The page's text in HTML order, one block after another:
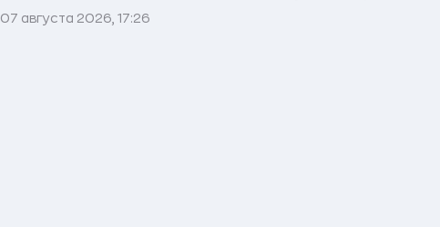
07 августа 2026, 17:26